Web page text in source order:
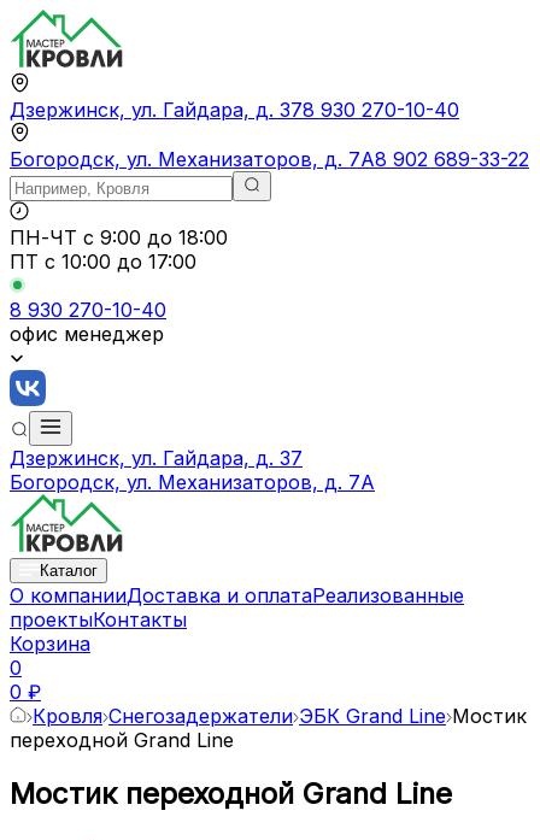
Дзержинск, ул. Гайдара, д. 378 930 270-10-40
Богородск, ул. Механизаторов, д. 7А8 902 689-33-22
ПН-ЧТ с 9:00 до 18:00
ПТ с 10:00 до 17:00
8 930 270-10-40
офис менеджер
Дзержинск, ул. Гайдара, д. 37
Богородск, ул. Механизаторов, д. 7А
Каталог
О компанииДоставка и оплатаРеализованные
проектыКонтакты
Корзина
0
0 ₽
Кровля Снегозадержатели ЭБК Grand Line Мостик
переходной Grand Line
Мостик переходной Grand Line